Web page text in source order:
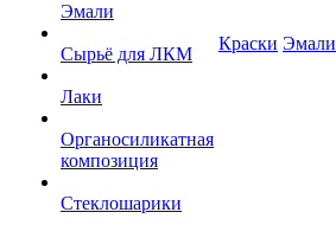
Эмали
Сырьё для ЛКМ
Лаки
Органосиликатная
композиция
Стеклошарики
Краски Эмали